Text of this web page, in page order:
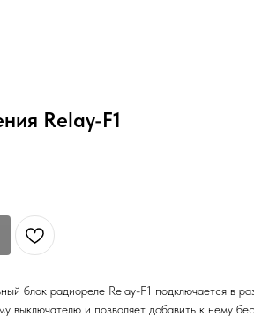
Relay-F1
блок радиореле Relay-F1 подключается в
выключателю и позволяет добавить к нему